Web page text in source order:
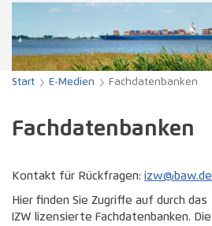
Start E-Medien Fachdatenbanken
Fachdatenbanken
Kontakt für Rückfragen: izw@baw.de
Hier finden Sie Zugriffe auf durch das
IZW lizensierte Fachdatenbanken. Die